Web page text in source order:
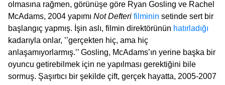
olmasına rağmen, görünüşe göre Ryan Gosling ve Rachel
McAdams, 2004 yapımı Not Defteri filminin setinde sert bir
başlangıç yapmış. İşin aslı, filmin direktörünün hatırladığı
kadarıyla onlar, ’’gerçekten hiç, ama hiç
anlaşamıyorlarmış.’’ Gosling, McAdams’ın yerine başka bir
oyuncu getirebilmek için ne yapılması gerektiğini bile
sormuş. Şaşırtıcı bir şekilde çift, gerçek hayatta, 2005-2007